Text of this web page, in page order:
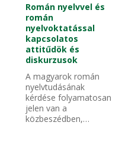
Román nyelvvel és
román
nyelvoktatással
kapcsolatos
attitűdök és
diskurzusok
A magyarok román
nyelvtudásának
kérdése folyamatosan
jelen van a
közbeszédben,…